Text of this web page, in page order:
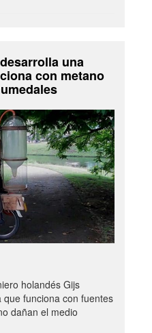
una
con metano
holandés Gijs
funciona con fuentes
dañan el medio